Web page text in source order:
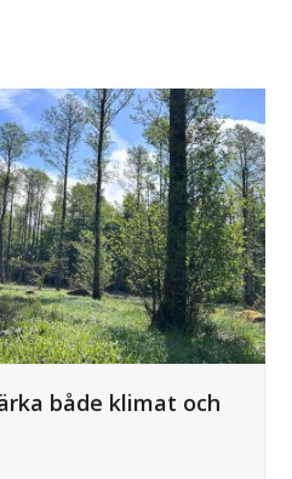
både klimat och